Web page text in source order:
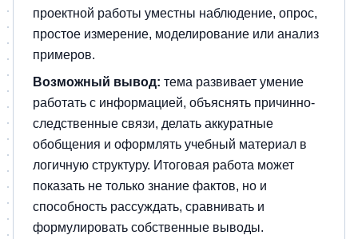
проектной работы уместны наблюдение, опрос,
простое измерение, моделирование или анализ
примеров.
Возможный вывод: тема развивает умение
работать с информацией, объяснять причинно-
следственные связи, делать аккуратные
обобщения и оформлять учебный материал в
логичную структуру. Итоговая работа может
показать не только знание фактов, но и
способность рассуждать, сравнивать и
формулировать собственные выводы.